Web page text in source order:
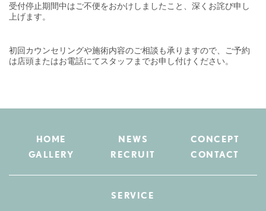
受付停止期間中はご不便をおかけしましたこと、深くお詫び申し
上げます。
初回カウンセリングや施術内容のご相談も承りますので、ご予約
は店頭またはお電話にてスタッフまでお申し付けください。
HOME NEWS
CONCEPT
GALLERY
RECRUIT CONTACT
SERVICE